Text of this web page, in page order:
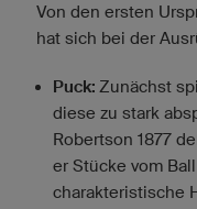
Von den ersten
hat sich bei der
Puck: Zunächst
diese zu stark
Robertson 1877
er Stücke vom
charakteristische